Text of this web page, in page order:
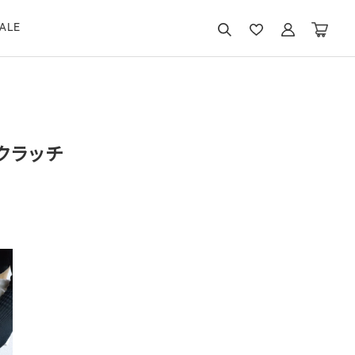
ラッチ